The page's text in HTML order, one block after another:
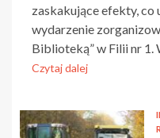
zaskakujące efekty, co
wydarzenie
Biblioteką” w Filii nr 1.
Czytaj dalej